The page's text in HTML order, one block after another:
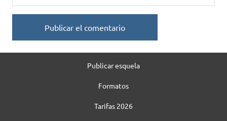
Publicar esquela
Formatos
Tarifas 2026